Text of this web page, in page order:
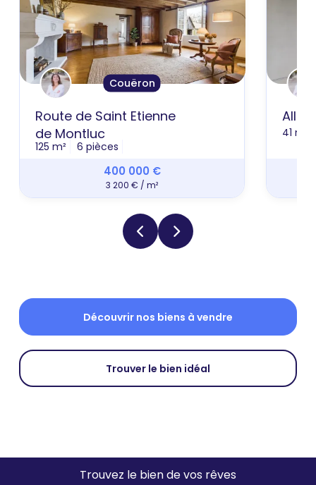
Couëron
Route de Saint Etienne
de Montluc
125 m² 6 pièces
400 000 €
3 200 € / m²
Allée
41 m²
Découvrir nos biens à vendre
Trouver le bien idéal
Trouvez le bien de vos rêves